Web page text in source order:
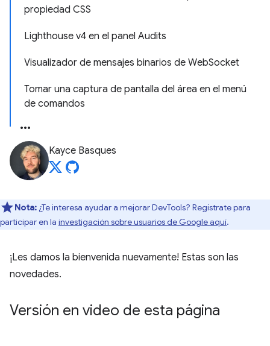
propiedad CSS
Lighthouse v4 en el panel Audits
Visualizador de mensajes binarios de WebSocket
Tomar una captura de pantalla del área en el menú
de comandos
Kayce Basques
Nota: ¿Te interesa ayudar a mejorar DevTools? Regístrate para
participar en la investigación sobre usuarios de Google aquí.
¡Les damos la bienvenida nuevamente! Estas son las
novedades.
Versión en video de esta página